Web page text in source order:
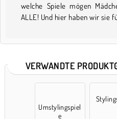
welche Spiele mögen
ALLE! Und hier haben wir sie
VERWANDTE
Umstylingspiel
e